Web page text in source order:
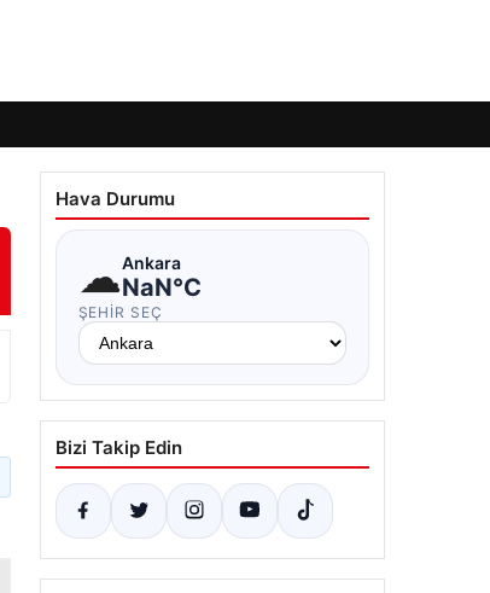
Hava Durumu
☁Ankara
NaN°C
ŞEHIR SEÇ
Bizi Takip Edin